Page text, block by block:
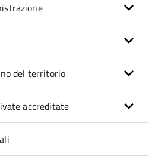
del territorio
accreditate